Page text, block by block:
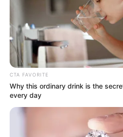
CTA FAVORITE
Why this ordinary drink is the
every day